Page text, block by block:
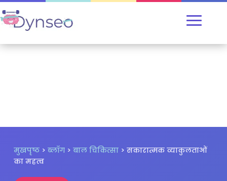
मुखपृष्ठ > ब्लॉग > बाल चिकित्सा > सकारात्मक व्याकुलताओं
का महत्व